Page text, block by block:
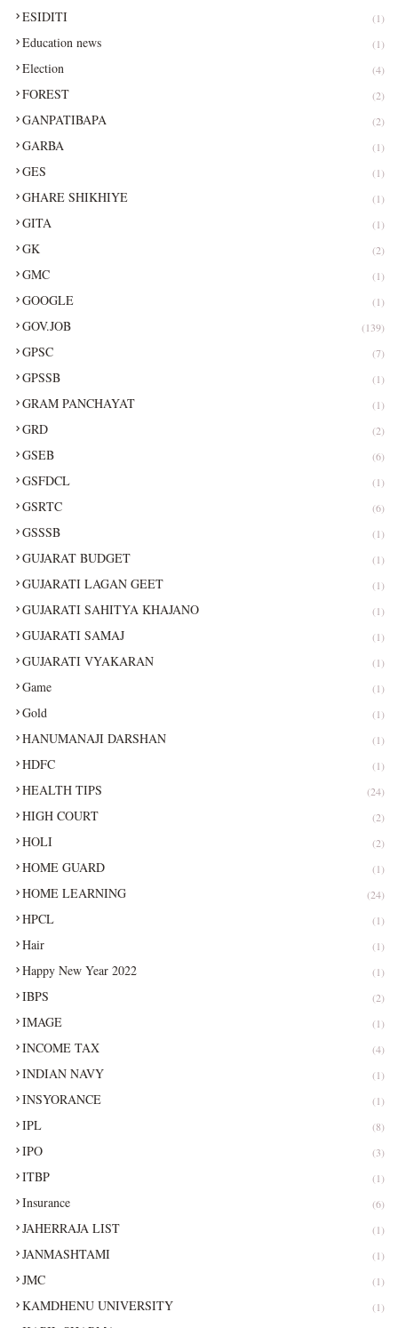
ESIDITI (1)
Education news (1)
Election (4)
FOREST (2)
GANPATIBAPA (2)
GARBA (1)
GES (1)
GHARE SHIKHIYE (1)
GITA (1)
GK (2)
GMC (1)
GOOGLE (1)
GOV.JOB (139)
GPSC (7)
GPSSB (1)
GRAM PANCHAYAT (1)
GRD (2)
GSEB (6)
GSFDCL (1)
GSRTC (6)
GSSSB (1)
GUJARAT BUDGET (1)
GUJARATI LAGAN GEET (1)
GUJARATI SAHITYA KHAJANO (1)
GUJARATI SAMAJ (1)
GUJARATI VYAKARAN (1)
Game (1)
Gold (1)
HANUMANAJI DARSHAN (1)
HDFC (1)
HEALTH TIPS (24)
HIGH COURT (2)
HOLI (2)
HOME GUARD (1)
HOME LEARNING (24)
HPCL (1)
Hair (1)
Happy New Year 2022 (1)
IBPS (2)
IMAGE (1)
INCOME TAX (4)
INDIAN NAVY (1)
INSYORANCE (1)
IPL (8)
IPO (3)
ITBP (1)
Insurance (6)
JAHERRAJA LIST (1)
JANMASHTAMI (1)
JMC (1)
KAMDHENU UNIVERSITY (1)